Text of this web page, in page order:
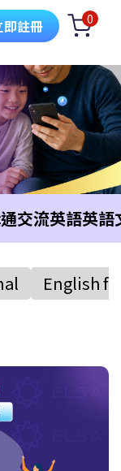
即註冊 0
交流英語英語
English